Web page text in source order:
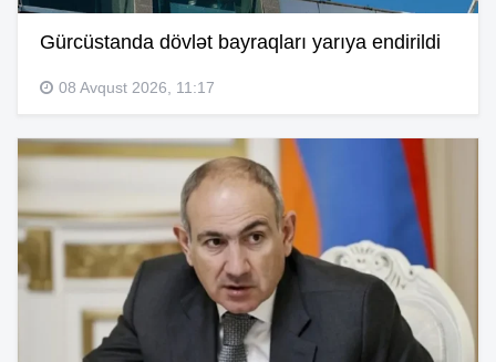
Gürcüstanda dövlət bayraqları yarıya endirildi
08 Avqust 2026, 11:17